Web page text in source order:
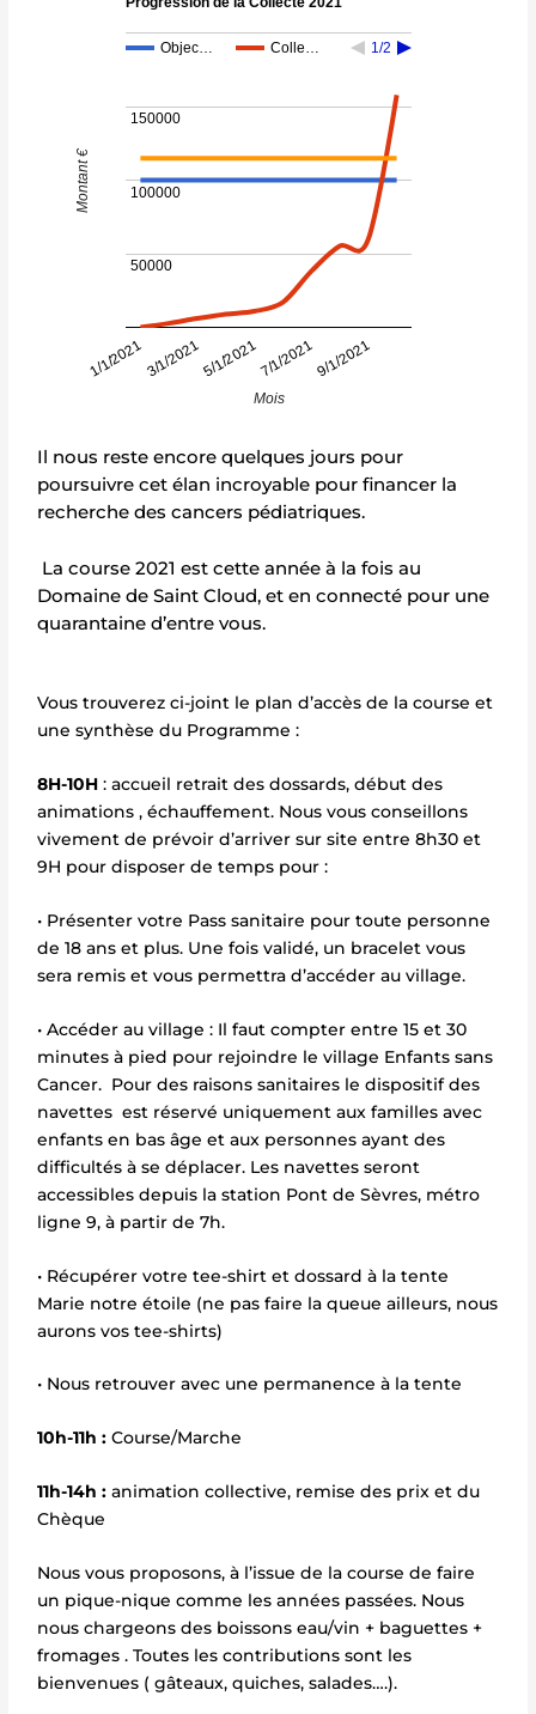
1/1/20213/1/20215/1/20217/1/20219/1/2021
50000
100000
150000
Objec… Colle… 1/2
Mois
Montant €
Il nous reste encore quelques jours pour
poursuivre cet élan incroyable pour financer la
recherche des cancers pédiatriques.
La course 2021 est cette année à la fois au
Domaine de Saint Cloud, et en connecté pour une
quarantaine d’entre vous.
Vous trouverez ci-joint le plan d’accès de la course et
une synthèse du Programme :
8H-10H : accueil retrait des dossards, début des
animations , échauffement. Nous vous conseillons
vivement de prévoir d’arriver sur site entre 8h30 et
9H pour disposer de temps pour :
• Présenter votre Pass sanitaire pour toute personne
de 18 ans et plus. Une fois validé, un bracelet vous
sera remis et vous permettra d’accéder au village.
• Accéder au village : Il faut compter entre 15 et 30
minutes à pied pour rejoindre le village Enfants sans
Cancer. Pour des raisons sanitaires le dispositif des
navettes est réservé uniquement aux familles avec
enfants en bas âge et aux personnes ayant des
difficultés à se déplacer. Les navettes seront
accessibles depuis la station Pont de Sèvres, métro
ligne 9, à partir de 7h.
• Récupérer votre tee-shirt et dossard à la tente
Marie notre étoile (ne pas faire la queue ailleurs, nous
aurons vos tee-shirts)
• Nous retrouver avec une permanence à la tente
10h-11h :Course/Marche
11h-14h : animation collective, remise des prix et du
Chèque
Nous vous proposons, à l’issue de la course de faire
un pique-nique comme les années passées. Nous
nous chargeons des boissons eau/vin + baguettes +
fromages . Toutes les contributions sont les
bienvenues ( gâteaux, quiches, salades….).